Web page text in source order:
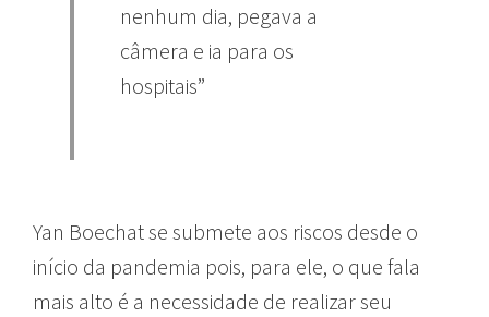
nenhum dia, pegava a
câmera e ia para os
hospitais”
Yan Boechat se submete aos riscos desde o
início da pandemia pois, para ele, o que fala
mais alto é a necessidade de realizar seu